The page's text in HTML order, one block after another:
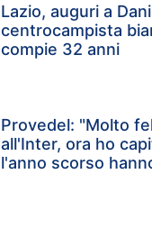
Lazio, auguri a
centrocampista
compie 32 anni
Provedel: "Molto
all'Inter, ora ho
l'anno scorso